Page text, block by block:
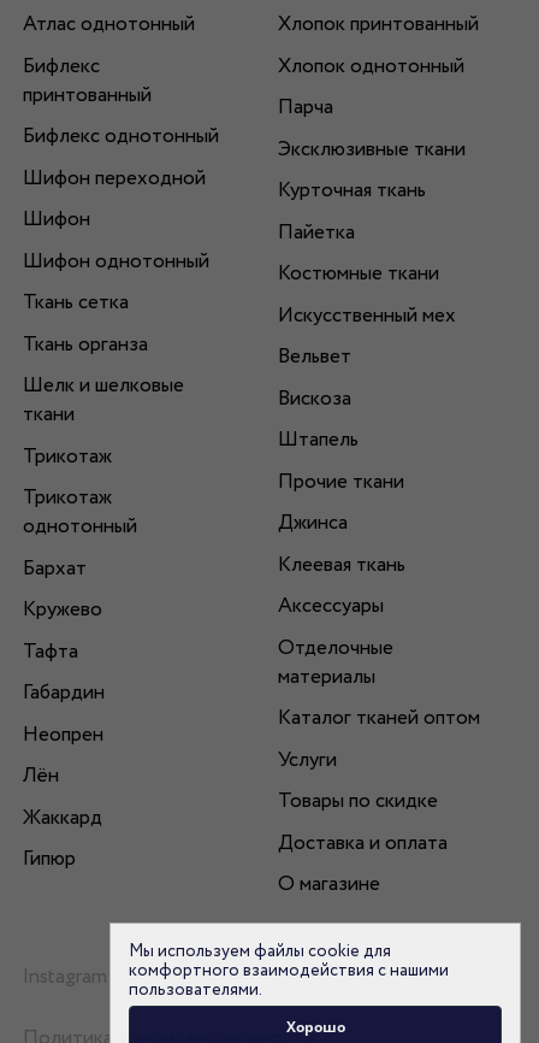
Атлас однотонный
Бифлекс
принтованный
Бифлекс однотонный
Шифон переходной
Шифон
Шифон однотонный
Ткань сетка
Ткань органза
Шелк и шелковые
ткани
Трикотаж
Трикотаж
однотонный
Бархат
Кружево
Тафта
Габардин
Неопрен
Лён
Жаккард
Гипюр
Хлопок принтованный
Хлопок однотонный
Парча
Эксклюзивные ткани
Курточная ткань
Пайетка
Костюмные ткани
Искусственный мех
Вельвет
Вискоза
Штапель
Прочие ткани
Джинса
Клеевая ткань
Аксессуары
Отделочные
материалы
Каталог тканей оптом
Услуги
Товары по скидке
Доставка и оплата
О магазине
Instagram
Мы используем файлы cookie для
комфортного взаимодействия с нашими
пользователями.
Хорошо